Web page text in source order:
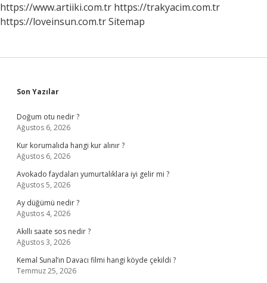
https://www.artiiki.com.tr https://trakyacim.com.tr
https://loveinsun.com.trSitemap
Sidebar
Son Yazılar
Doğum otu nedir ?
Ağustos 6, 2026
Kur korumalıda hangi kur alınır ?
Ağustos 6, 2026
Avokado faydaları yumurtalıklara iyi gelir mi ?
Ağustos 5, 2026
Ay düğümü nedir ?
Ağustos 4, 2026
Akıllı saate sos nedir ?
Ağustos 3, 2026
Kemal Sunal’ın Davacı filmi hangi köyde çekildi ?
Temmuz 25, 2026